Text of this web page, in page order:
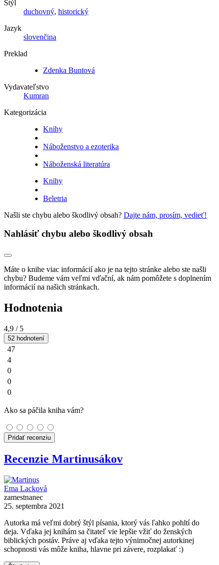
Štýl
duchovný, historický
Jazyk
slovenčina
Preklad
Zdenka Buntová
Vydavateľstvo
Kumran
Kategorizácia
Knihy
Náboženstvo a ezoterika
Náboženská literatúra
Knihy
Beletria
Našli ste chybu alebo škodlivý obsah? Dajte nám, prosím, vedieť!
Nahlásiť chybu alebo škodlivý obsah
Máte o knihe viac informácií ako je na tejto stránke alebo ste našli
chybu? Budeme vám veľmi vďační, ak nám pomôžete s doplnením
informácií na našich stránkach.
Hodnotenia
4,9 / 5
52 hodnotení
47
4
0
0
0
Ako sa páčila kniha vám?
Pridať recenziu
Recenzie Martinusákov
Ema Lacková
zamestnanec
25. septembra 2021
Autorka má veľmi dobrý štýl písania, ktorý vás ľahko pohltí do
deja. Vďaka jej knihám sa čitateľ vie lepšie vžiť do ženských
biblických postáv. Práve aj vďaka tejto výnimočnej autorkinej
schopnosti vás môže kniha, hlavne pri závere, rozplakať :)